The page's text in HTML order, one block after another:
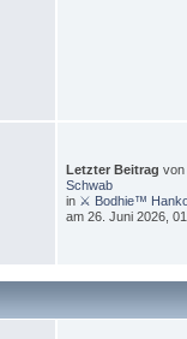
Letzter Beitrag von
Schwab
in ⚔ Bodhie™
am 26. Juni 2026,